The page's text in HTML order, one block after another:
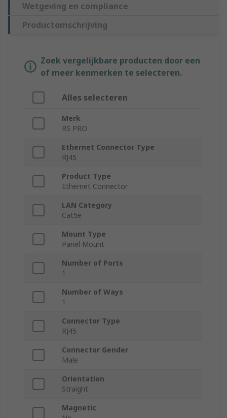
Wetgeving en compliance
Productomschrijving
Zoek vergelijkbare producten door een
of meer kenmerken te selecteren.
Alles selecteren
Merk
RS PRO
Ethernet Connector Type
RJ45
Product Type
Ethernet Connector
LAN Category
Cat5e
Mount Type
Panel Mount
Number of Ports
1
Number of Ways
1
Connector Type
RJ45
Connector Gender
Male
Orientation
Straight
Magnetic